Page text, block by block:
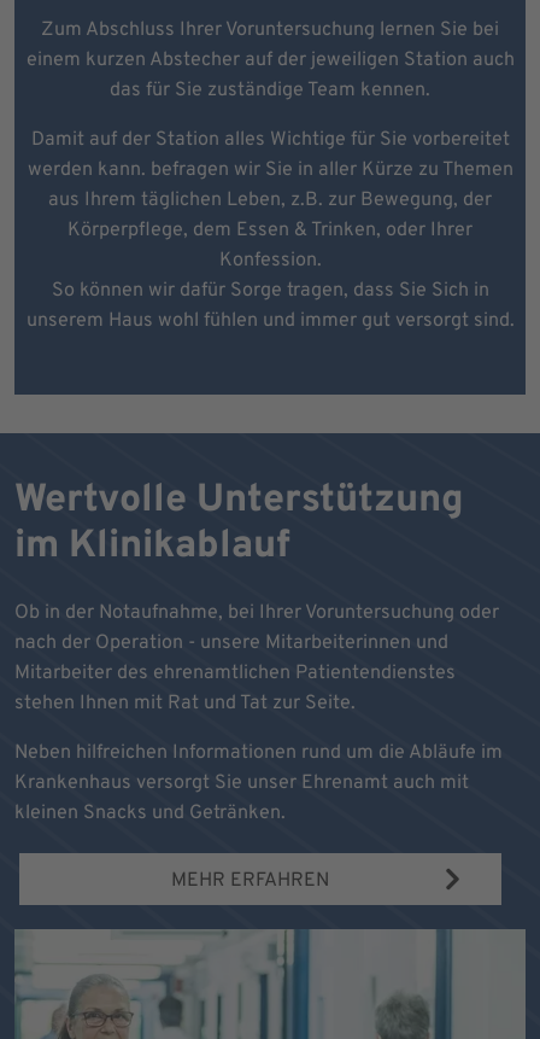
Zum Abschluss Ihrer Voruntersuchung lernen Sie bei
einem kurzen Abstecher auf der jeweiligen Station auch
das für Sie zuständige Team kennen.
Damit auf der Station alles Wichtige für Sie vorbereitet
werden kann. befragen wir Sie in aller Kürze zu Themen
aus Ihrem täglichen Leben, z.B. zur Bewegung, der
Körperpflege, dem Essen & Trinken, oder Ihrer
Konfession.
So können wir dafür Sorge tragen, dass Sie Sich in
unserem Haus wohl fühlen und immer gut versorgt sind.
Wertvolle Unterstützung
im Klinikablauf
Ob in der Notaufnahme, bei Ihrer Voruntersuchung oder
nach der Operation - unsere Mitarbeiterinnen und
Mitarbeiter des ehrenamtlichen Patientendienstes
stehen Ihnen mit Rat und Tat zur Seite.
Neben hilfreichen Informationen rund um die Abläufe im
Krankenhaus versorgt Sie unser Ehrenamt auch mit
kleinen Snacks und Getränken.
MEHR ERFAHREN